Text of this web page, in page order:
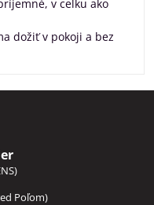
v celku ako
dožiť v pokoji a bez
Poľom)